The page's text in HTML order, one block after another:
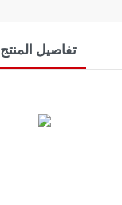
تفاصيل المنتج